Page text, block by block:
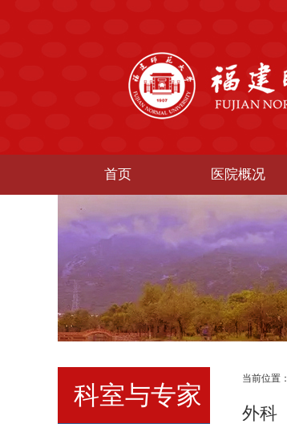
首页 医院概况
科室与专家
当前位置：
外科